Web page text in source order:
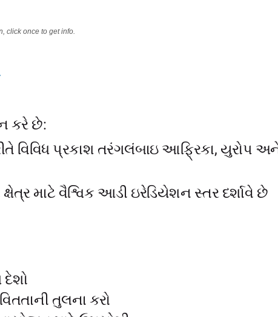
click once to get info.
કરે છે:
વિવિધ પ્રકાશ તરંગલંબાઇ આફ્રિકા, યુરોપ
માટે વૈશ્વિક આડી ઇરેડિયેશન સ્તર દર્શાવે છે
દેશો
તુલના કરો